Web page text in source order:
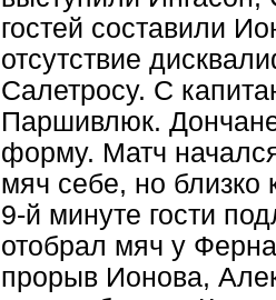
гостей составили
отсутствие
Салетросу. С
Паршивлюк.
форму. Матч
мяч себе, но
9-й минуте гости
отобрал мяч у
прорыв Ионова,